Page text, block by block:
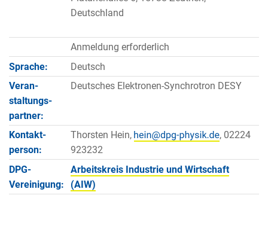
Deutschland
Anmeldung erforderlich
Sprache:
Deutsch
Veran­
staltungs­
partner:
Deutsches Elektronen-Synchrotron DESY
Kontakt­
person:
Thorsten Hein,
, 02224
923232
DPG-
Vereinigung:
Arbeitskreis Industrie und Wirtschaft
(AIW)